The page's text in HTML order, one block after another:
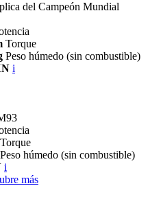
del Campeón Mundial
Torque
Peso húmedo (sin combustible)
i
Torque
Peso húmedo (sin combustible)
i
más